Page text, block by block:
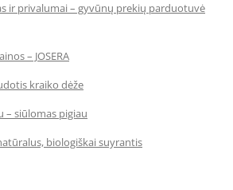
ir privalumai – gyvūnų prekių parduotuvė
– JOSERA
kraiko dėže
– siūlomas pigiau
biologiškai suyrantis